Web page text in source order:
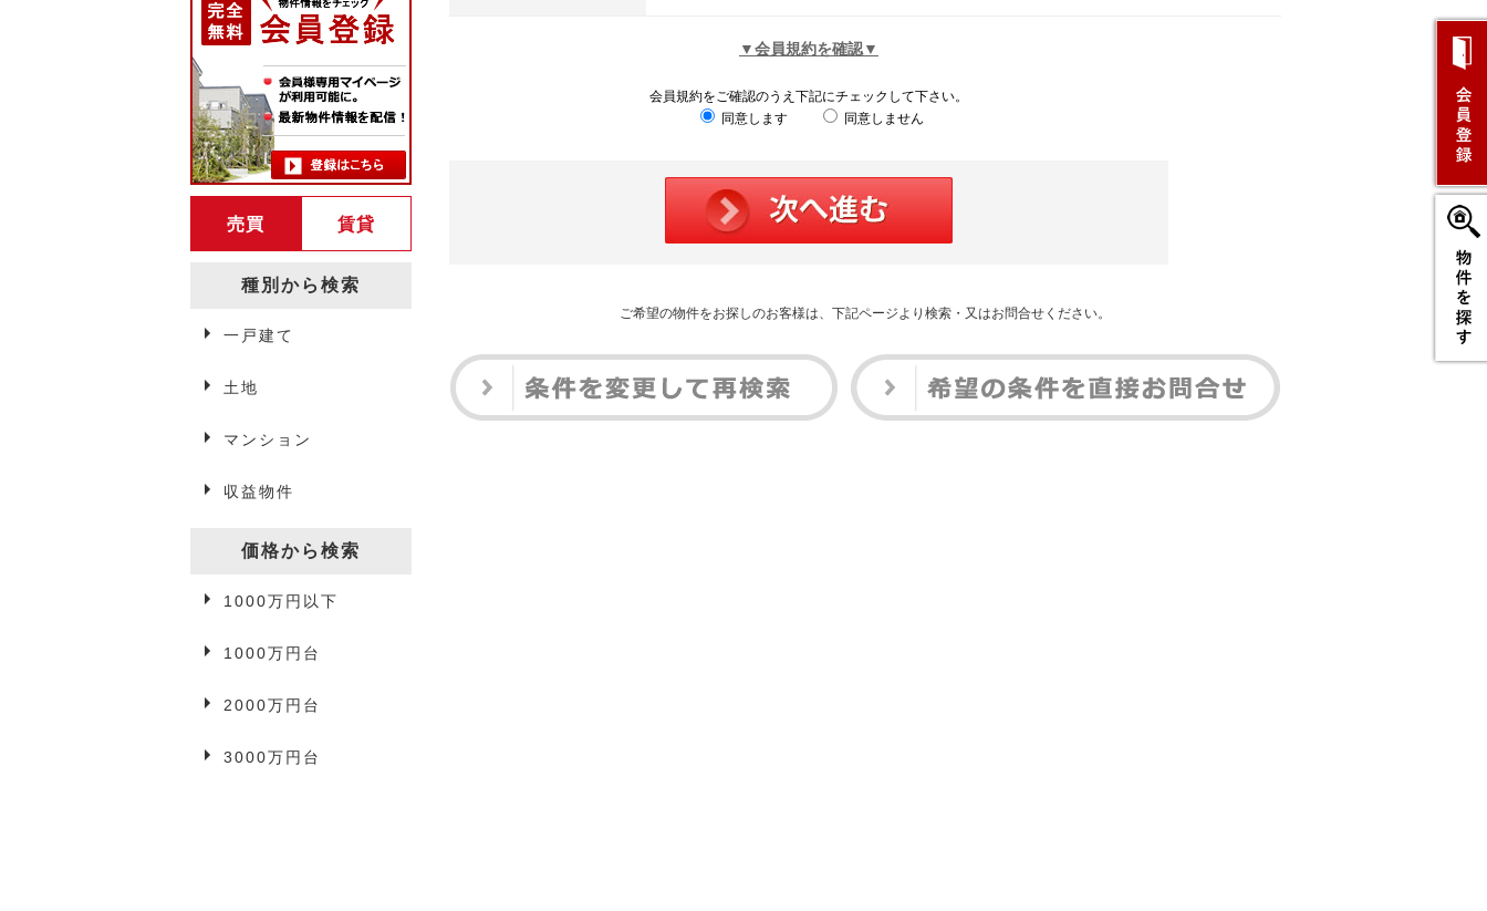
▼会員規約を確認▼
会員規約をご確認のうえ下記にチェックして下さい。
同意します
同意しません
ご希望の物件をお探しのお客様は、下記ページより検索・又はお問合せください。
売買 賃貸
種別から検索
一戸建て
土地
マンション
収益物件
価格から検索
1000万円以下
1000万円台
2000万円台
3000万円台
弘前賃貸情報
アパート・マンション
一戸建て
駐車場
事業用物件
3万円以下
3万円台